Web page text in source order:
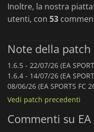
Inoltre, la nostra
utenti, con 53
Note della patch
1.6.5 - 22/07/26 (EA
1.6.4 - 14/07/26 (EA
08/06/26 (EA SPORTS
Vedi patch precedenti
Commenti su EA